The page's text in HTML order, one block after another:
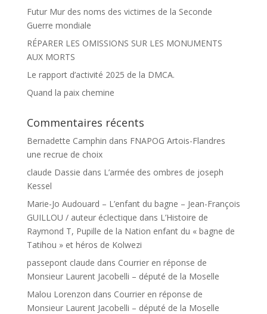
Futur Mur des noms des victimes de la Seconde
Guerre mondiale
RÉPARER LES OMISSIONS SUR LES MONUMENTS
AUX MORTS
Le rapport d’activité 2025 de la DMCA.
Quand la paix chemine
Commentaires récents
Bernadette Camphin dans FNAPOG Artois-Flandres
une recrue de choix
claude Dassie dans L’armée des ombres de joseph
Kessel
Marie-Jo Audouard – L’enfant du bagne – Jean-François
GUILLOU / auteur éclectique dans L’Histoire de
Raymond T, Pupille de la Nation enfant du « bagne de
Tatihou » et héros de Kolwezi
passepont claude dans Courrier en réponse de
Monsieur Laurent Jacobelli – député de la Moselle
Malou Lorenzon dans Courrier en réponse de
Monsieur Laurent Jacobelli – député de la Moselle